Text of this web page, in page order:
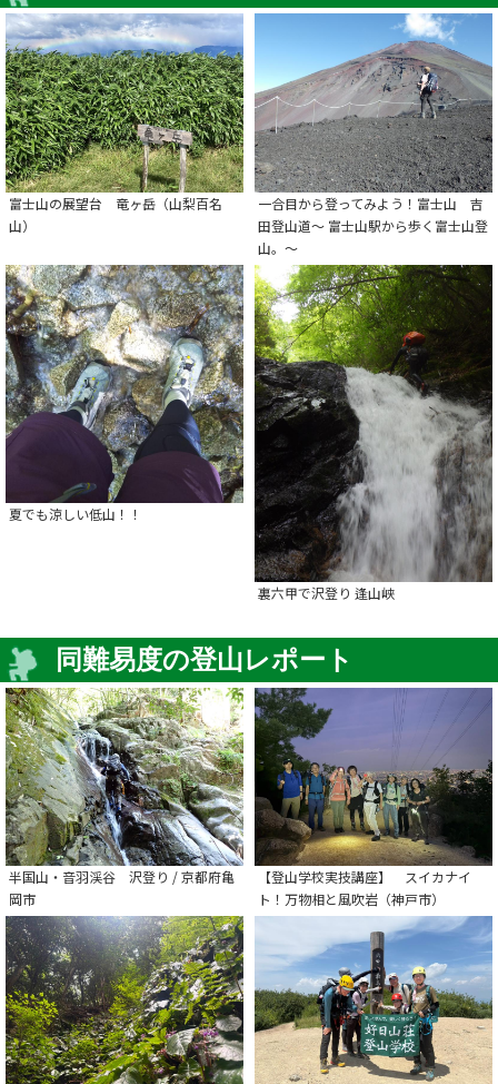
富士山の展望台 竜ヶ岳（山梨百名
山）
一合目から登ってみよう！富士山 吉
田登山道～ 富士山駅から歩く富士山登
山。～
夏でも涼しい低山！！
裏六甲で沢登り 逢山峡
同難易度の登山レポート
半国山・音羽渓谷 沢登り / 京都府亀
岡市
【登山学校実技講座】 スイカナイ
ト！万物相と風吹岩（神戸市）